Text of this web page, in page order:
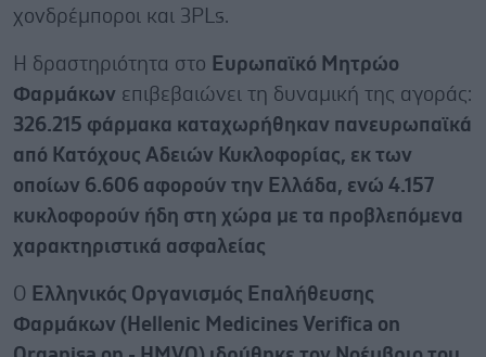
χονδρέμποροι και 3PLs.
Η δραστηριότητα στο Ευρωπαϊκό Μητρώο
Φαρμάκων επιβεβαιώνει τη δυναμική της αγοράς:
326.215 φάρμακα καταχωρήθηκαν πανευρωπαϊκά
από Κατόχους Αδειών Κυκλοφορίας, εκ των
οποίων 6.606 αφορούν την Ελλάδα, ενώ 4.157
κυκλοφορούν ήδη στη χώρα με τα προβλεπόμενα
χαρακτηριστικά ασφαλείας
Ο Ελληνικός Οργανισμός Επαλήθευσης
Φαρμάκων (Hellenic Medicines Verifica on